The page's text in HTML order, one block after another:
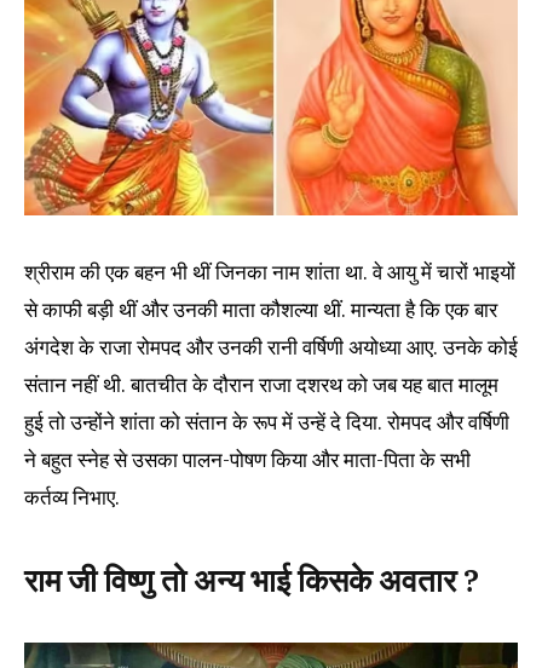
श्रीराम की एक बहन भी थीं जिनका नाम शांता था. वे आयु में चारों भाइयों
से काफी बड़ी थीं और उनकी माता कौशल्या थीं. मान्यता है कि एक बार
अंगदेश के राजा रोमपद और उनकी रानी वर्षिणी अयोध्या आए. उनके कोई
संतान नहीं थी. बातचीत के दौरान राजा दशरथ को जब यह बात मालूम
हुई तो उन्होंने शांता को संतान के रूप में उन्हें दे दिया. रोमपद और वर्षिणी
ने बहुत स्नेह से उसका पालन-पोषण किया और माता-पिता के सभी
कर्तव्य निभाए.
राम जी विष्णु तो अन्य भाई किसके अवतार ?